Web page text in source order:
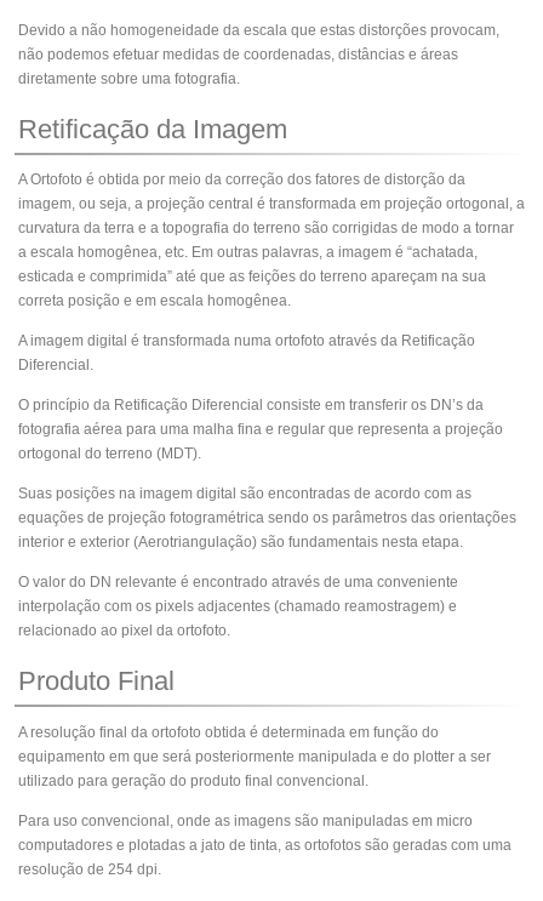
Devido a não homogeneidade da escala que estas distorções provocam,
não podemos efetuar medidas de coordenadas, distâncias e áreas
diretamente sobre uma fotografia.
Retificação da Imagem
A Ortofoto é obtida por meio da correção dos fatores de distorção da
imagem, ou seja, a projeção central é transformada em projeção ortogonal, a
curvatura da terra e a topografia do terreno são corrigidas de modo a tornar
a escala homogênea, etc. Em outras palavras, a imagem é “achatada,
esticada e comprimida” até que as feições do terreno apareçam na sua
correta posição e em escala homogênea.
A imagem digital é transformada numa ortofoto através da Retificação
Diferencial.
O princípio da Retificação Diferencial consiste em transferir os DN’s da
fotografia aérea para uma malha fina e regular que representa a projeção
ortogonal do terreno (MDT).
Suas posições na imagem digital são encontradas de acordo com as
equações de projeção fotogramétrica sendo os parâmetros das orientações
interior e exterior (Aerotriangulação) são fundamentais nesta etapa.
O valor do DN relevante é encontrado através de uma conveniente
interpolação com os pixels adjacentes (chamado reamostragem) e
relacionado ao pixel da ortofoto.
Produto Final
A resolução final da ortofoto obtida é determinada em função do
equipamento em que será posteriormente manipulada e do plotter a ser
utilizado para geração do produto final convencional.
Para uso convencional, onde as imagens são manipuladas em micro
computadores e plotadas a jato de tinta, as ortofotos são geradas com uma
resolução de 254 dpi.